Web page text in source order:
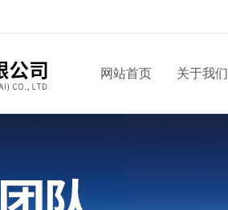
网站首页 关于我们